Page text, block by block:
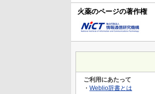
火薬のページの著作権
ご利用にあたって
・ Weblio辞書とは